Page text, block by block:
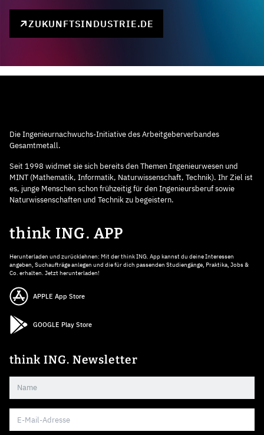
ZUKUNFTSINDUSTRIE.DE
Die Ingenieurnachwuchs-Initiative des Arbeitgeberverbandes
Gesamtmetall.
Seit 1998 widmet sie sich bereits den Themen Ingenieurwesen und
MINT (Mathematik, Informatik, Naturwissenschaft, Technik). Ihr Ziel ist
es, junge Menschen schon frühzeitig für den Ingenieursberuf sowie
Naturwissenschaften und Technik zu begeistern.
think ING. APP
Herunterladen und zurücklehnen: Mit der think ING. App kannst du deine Interessen
angeben, Suchaufträge anlegen und die für dich passenden Studiengänge, Praktika, Jobs &
Co. erhalten. Jetzt herunterladen!
APPLE App Store
GOOGLE Play Store
think ING. Newsletter